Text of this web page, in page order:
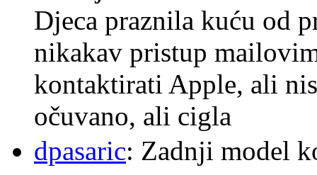
Djeca praznila kuću od
nikakav pristup
kontaktirati Apple, ali
očuvano, ali cigla
dpasaric: Zadnji model